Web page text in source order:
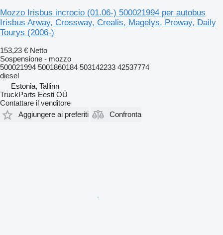
Mozzo Irisbus incrocio (01.06-) 500021994 per autobus
Irisbus Arway, Crossway, Crealis, Magelys, Proway, Daily
Tourys (2006-)
153,23 € Netto
Sospensione - mozzo
500021994 5001860184 503142233 42537774
diesel
Estonia, Tallinn
TruckParts Eesti OÜ
Contattare il venditore
Aggiungere ai preferiti
Confronta